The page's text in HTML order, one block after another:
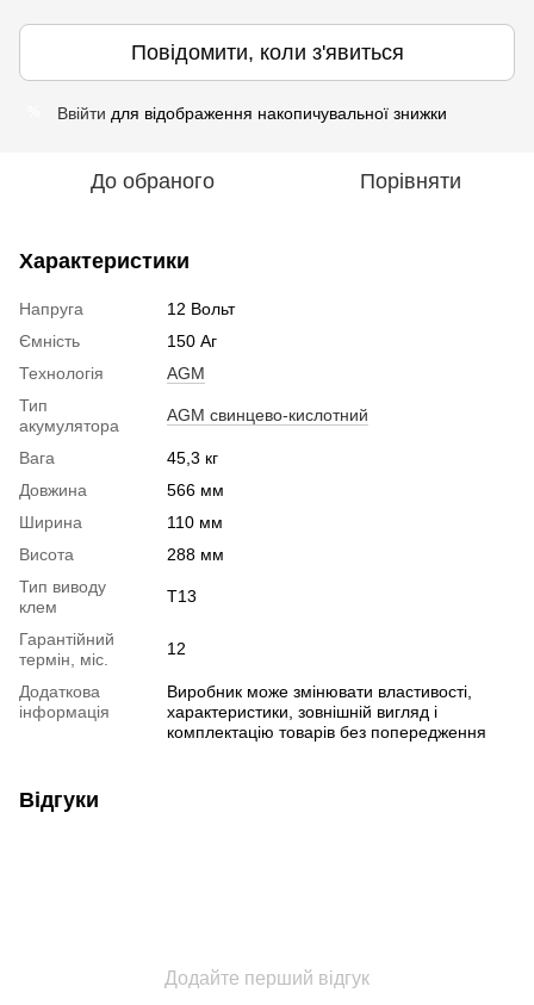
Повідомити, коли з'явиться
Ввійти для відображення накопичувальної знижки
До обраного Порівняти
Характеристики
Напруга
12 Вольт
Ємність
150 Аг
Технологія
AGM
Тип
акумулятора
AGM свинцево-кислотний
Вага
45,3 кг
Довжина
566 мм
Ширина
110 мм
Висота
288 мм
Тип виводу
клем
Т13
Гарантійний
термін, міс.
12
Додаткова
інформація
Виробник може змінювати властивості,
характеристики, зовнішній вигляд і
комплектацію товарів без попередження
Відгуки
Додайте перший відгук